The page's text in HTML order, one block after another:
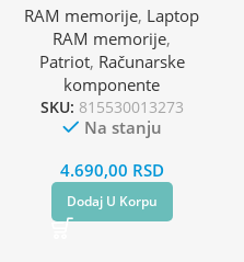
PSD38G16002S
RAM memorije, Laptop
RAM memorije,
Patriot, Računarske
komponente
SKU: 815530013273
Na stanju
4.690,00 RSD
Dodaj U Korpu